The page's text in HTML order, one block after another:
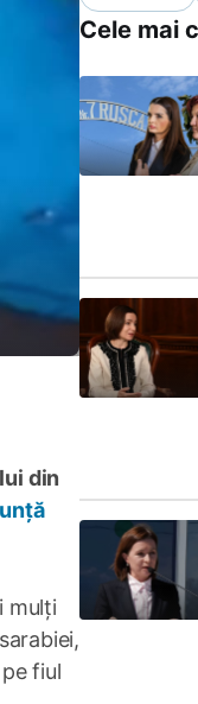
din
mulți
fiul
Cele mai